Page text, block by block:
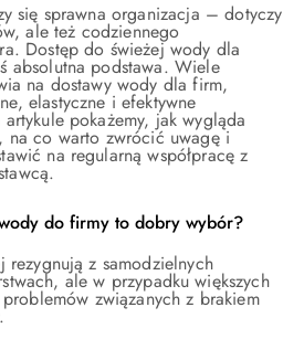
się sprawna organizacja – dotyczy
ale też codziennego
Dostęp do świeżej wody dla
absolutna podstawa. Wiele
na dostawy wody dla firm,
elastyczne i efektywne
pokażemy, jak wygląda
na co warto zwrócić uwagę i
na regularną współpracę z
do firmy to dobry wybór?
rezygnują z samodzielnych
ale w przypadku większych
związanych z brakiem